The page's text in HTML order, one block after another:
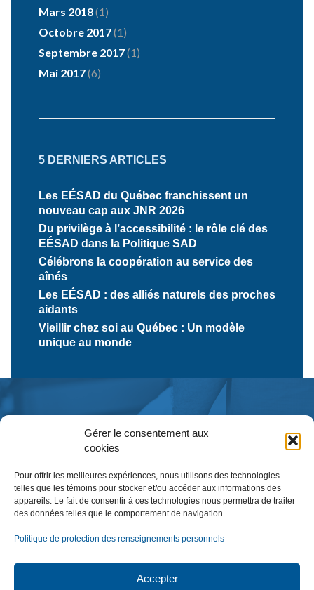
Gérer le consentement aux
cookies
Pour offrir les meilleures expériences, nous utilisons des technologies
telles que les témoins pour stocker et/ou accéder aux informations des
appareils. Le fait de consentir à ces technologies nous permettra de traiter
des données telles que le comportement de navigation.
Politique de protection des renseignements personnels
Accepter
Mars 2018(1)
Octobre 2017(1)
Septembre 2017(1)
Mai 2017(6)
5 DERNIERS ARTICLES
Les EÉSAD du Québec franchissent un
nouveau cap aux JNR 2026
Du privilège à l’accessibilité : le rôle clé des
EÉSAD dans la Politique SAD
Célébrons la coopération au service des
aînés
Les EÉSAD : des alliés naturels des proches
aidants
Vieillir chez soi au Québec : Un modèle
unique au monde
Inscription à l’infolettre